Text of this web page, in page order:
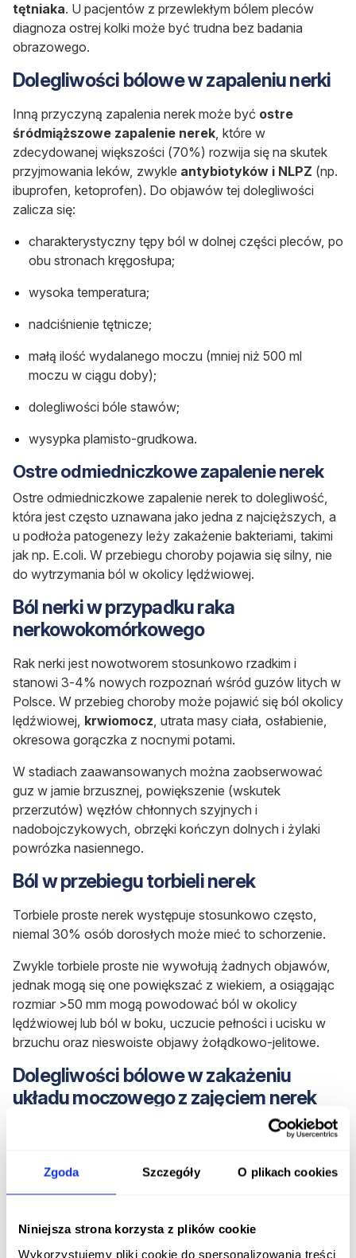
Zgoda Szczegóły O plikach cookies
Niniejsza strona korzysta z plików cookie
Wykorzystujemy pliki cookie do spersonalizowania treści
tętniaka. U pacjentów z przewlekłym bólem pleców
diagnoza ostrej kolki może być trudna bez badania
obrazowego.
Dolegliwości bólowe w zapaleniu nerki
Inną przyczyną zapalenia nerek może być ostre
śródmiąższowe zapalenie nerek, które w
zdecydowanej większości (70%) rozwija się na skutek
przyjmowania leków, zwykle antybiotyków i NLPZ (np.
ibuprofen, ketoprofen). Do objawów tej dolegliwości
zalicza się:
charakterystyczny tępy ból w dolnej części pleców, po
obu stronach kręgosłupa;
wysoka temperatura;
nadciśnienie tętnicze;
małą ilość wydalanego moczu (mniej niż 500 ml
moczu w ciągu doby);
dolegliwości bóle stawów;
wysypka plamisto-grudkowa.
Ostre odmiedniczkowe zapalenie nerek
Ostre odmiedniczkowe zapalenie nerek to dolegliwość,
która jest często uznawana jako jedna z najcięższych, a
u podłoża patogenezy leży zakażenie bakteriami, takimi
jak np. E.coli. W przebiegu choroby pojawia się silny, nie
do wytrzymania ból w okolicy lędźwiowej.
Ból nerki w przypadku raka
nerkowokomórkowego
Rak nerki jest nowotworem stosunkowo rzadkim i
stanowi 3-4% nowych rozpoznań wśród guzów litych w
Polsce. W przebieg choroby może pojawić się ból okolicy
lędźwiowej, krwiomocz, utrata masy ciała, osłabienie,
okresowa gorączka z nocnymi potami.
W stadiach zaawansowanych można zaobserwować
guz w jamie brzusznej, powiększenie (wskutek
przerzutów) węzłów chłonnych szyjnych i
nadobojczykowych, obrzęki kończyn dolnych i żylaki
powrózka nasiennego.
Ból w przebiegu torbieli nerek
Torbiele proste nerek występuje stosunkowo często,
niemal 30% osób dorosłych może mieć to schorzenie.
Zwykle torbiele proste nie wywołują żadnych objawów,
jednak mogą się one powiększać z wiekiem, a osiągając
rozmiar >50 mm mogą powodować ból w okolicy
lędźwiowej lub ból w boku, uczucie pełności i ucisku w
brzuchu oraz nieswoiste objawy żołądkowo-jelitowe.
Dolegliwości bólowe w zakażeniu
układu moczowego z zajęciem nerek
W patogenezie zakażenia układu moczowego biorą
do pęcherza, a następnie ulegają namnożeniu i powodują
chorobotwórcze.